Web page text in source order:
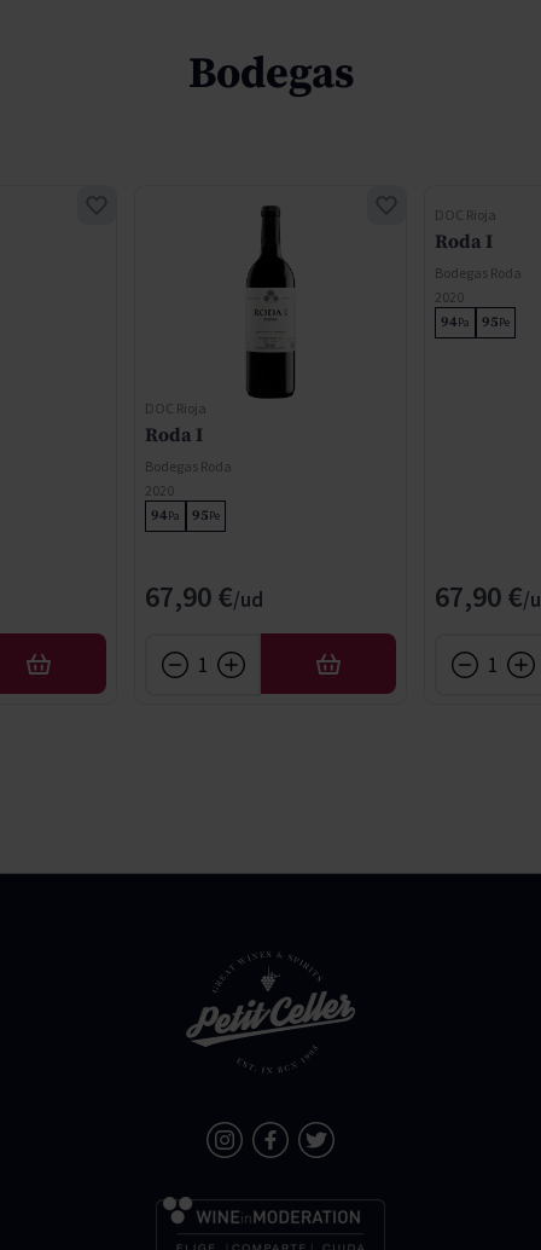
Bodegas
AÑADIR
DOC Rioja
Roda I
Bodegas Roda
2020
94Pa 95Pe
67,90 €
AÑADIR
DOC Rioja
Roda I
Bodegas Roda
2020
94Pa 95Pe
67,90 €